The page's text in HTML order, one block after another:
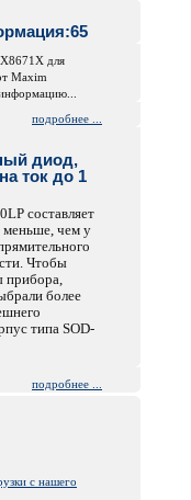
для
Maxim
подробнее ...
диод,
ток до 1
составляет
меньше, чем у
Чтобы
прибора,
более
типа SOD-
подробнее ...
с нашего